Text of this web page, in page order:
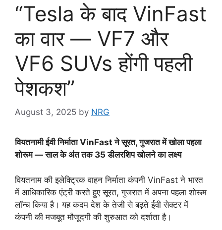
“Tesla के बाद VinFast
का वार — VF7 और
VF6 SUVs होंगी पहली
पेशकश”
August 3, 2025 by NRG
वियतनामी ईवी निर्माता VinFast ने सूरत, गुजरात में खोला पहला
शोरूम — साल के अंत तक 35 डीलरशिप खोलने का लक्ष्य
वियतनाम की इलेक्ट्रिक वाहन निर्माता कंपनी VinFast ने भारत
में आधिकारिक एंट्री करते हुए सूरत, गुजरात में अपना पहला शोरूम
लॉन्च किया है। यह कदम देश के तेजी से बढ़ते ईवी सेक्टर में
कंपनी की मजबूत मौजूदगी की शुरुआत को दर्शाता है।